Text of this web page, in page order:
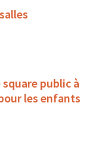
public à
les enfants